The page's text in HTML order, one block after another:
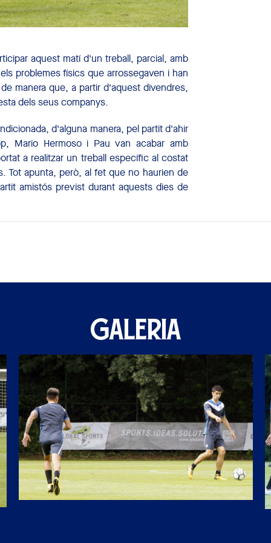
aquest matí d'un treball, parcial, amb
problemes físics que arrossegaven i han
manera que, a partir d'aquest divendres,
dels seus companys.
d'alguna manera, pel partit d'ahir
Mario Hermoso i Pau van acabar amb
a realitzar un treball específic al costat
Tot apunta, però, al fet que no haurien de
amistós previst durant aquests dies de
GALERIA